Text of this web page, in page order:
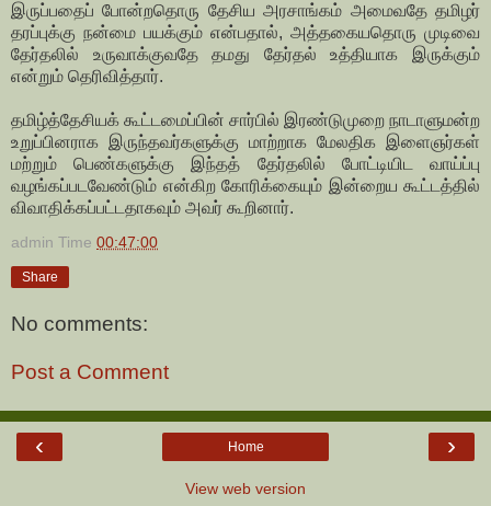
இருப்பதைப் போன்றதொரு தேசிய அரசாங்கம் அமைவதே தமிழர்
தரப்புக்கு நன்மை பயக்கும் என்பதால், அத்தகையதொரு முடிவை
தேர்தலில் உருவாக்குவதே தமது தேர்தல் உத்தியாக இருக்கும்
என்றும் தெரிவித்தார்.
தமிழ்த்தேசியக் கூட்டமைப்பின் சார்பில் இரண்டுமுறை நாடாளுமன்ற
உறுப்பினராக இருந்தவர்களுக்கு மாற்றாக மேலதிக இளைஞர்கள்
மற்றும் பெண்களுக்கு இந்தத் தேர்தலில் போட்டியிட வாய்ப்பு
வழங்கப்படவேண்டும் என்கிற கோரிக்கையும் இன்றைய கூட்டத்தில்
விவாதிக்கப்பட்டதாகவும் அவர் கூறினார்.
admin Time 00:47:00
Share
No comments:
Post a Comment
‹ ›
Home
View web version